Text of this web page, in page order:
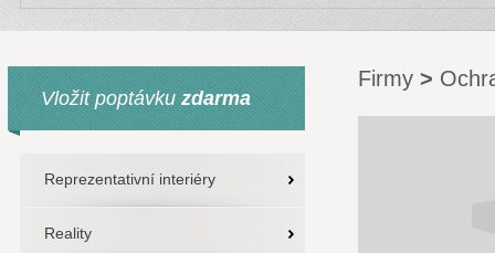
Vložit poptávku zdarma
Reprezentativní interiéry
Reality
Firmy >